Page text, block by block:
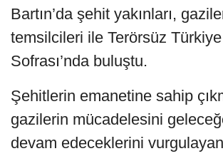
Bartın’da şehit yakınları,
temsilcileri ile Terörsüz
Sofrası’nda buluştu.
Şehitlerin emanetine sahip
gazilerin mücadelesini
devam edeceklerini